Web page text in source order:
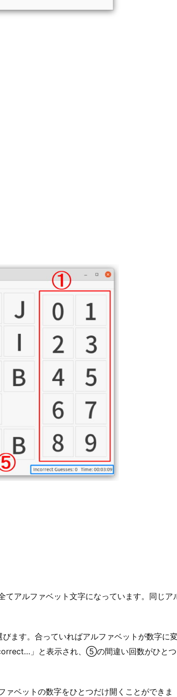
アルファベット文字になっています。同じア
ます。合っていればアルファベットが数字に
」と表示され、⑤の間違い回数がひとつ
ベットの数字をひとつだけ開くことができま